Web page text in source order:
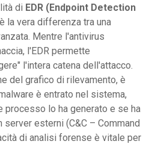
di EDR (Endpoint Detection
la vera differenza tra una
Mentre l'antivirus
l'EDR permette
l'intera catena dell'attacco.
del grafico di rilevamento, è
è entrato nel sistema,
processo lo ha generato e se ha
esterni (C&C – Command
di analisi forense è vitale per